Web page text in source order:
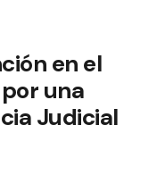
en el
una
Judicial